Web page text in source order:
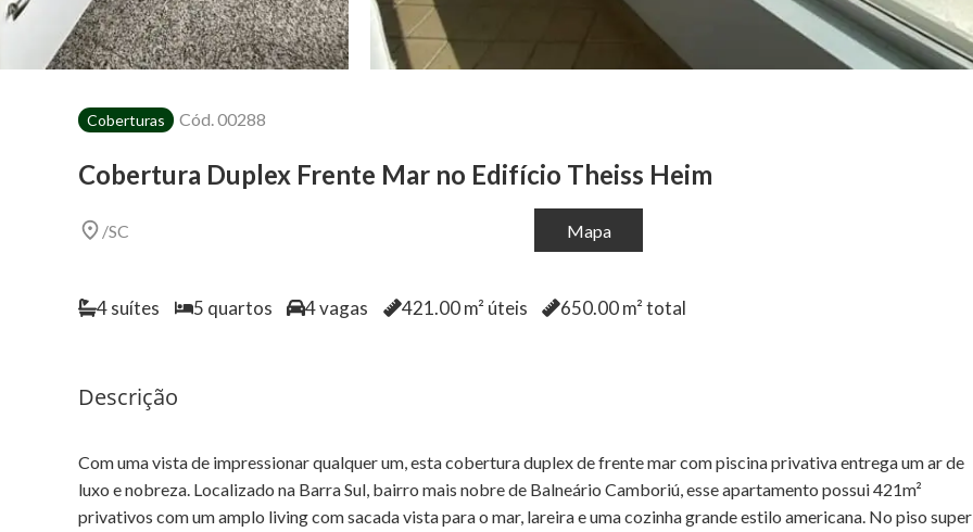
Coberturas Cód.00288
Cobertura Duplex Frente Mar no Edifício Theiss Heim
/SC Mapa
4suítes 5 quartos 4vagas 421.00m² úteis 650.00m² total
Descrição
Com uma vista de impressionar qualquer um, esta cobertura duplex de frente mar com piscina privativa entrega um ar de
luxo e nobreza. Localizado na Barra Sul, bairro mais nobre de Balneário Camboriú, esse apartamento possui 421m²
privativos com um amplo living com sacada vista para o mar, lareira e uma cozinha grande estilo americana. No piso